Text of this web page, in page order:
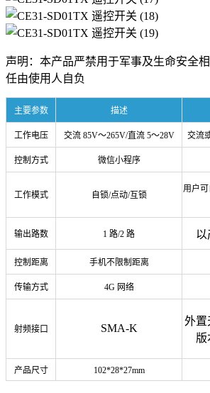
声明：本产品严禁用于军事及生命安全
任由使用人自负
主要参数 描述
工作电压 交流 85V～265V/直流 5～28V 交流
控制方式 微信小程序
工作模式 自锁/点动/互锁
用户
输出路数 1 路/2 路 以
控制距离 手机不限制距离
传输方式 4G 网络
射频接口 SMA-K
外置
版
产品尺寸 102*28*27mm